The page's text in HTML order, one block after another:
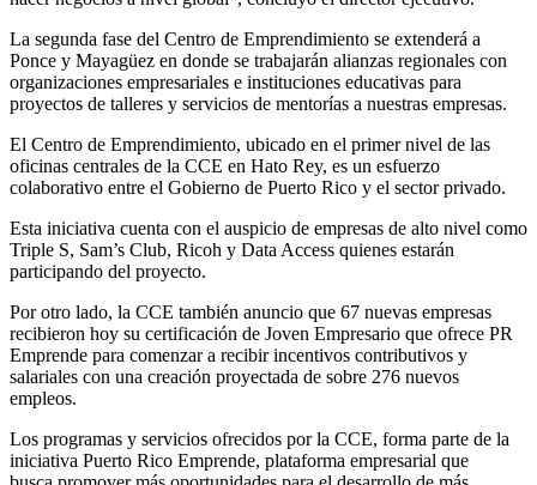
La segunda fase del Centro de Emprendimiento se extenderá a
Ponce y Mayagüez en donde se trabajarán alianzas regionales con
organizaciones empresariales e instituciones educativas para
proyectos de talleres y servicios de mentorías a nuestras empresas.
El Centro de Emprendimiento, ubicado en el primer nivel de las
oficinas centrales de la CCE en Hato Rey, es un esfuerzo
colaborativo entre el Gobierno de Puerto Rico y el sector privado.
Esta iniciativa cuenta con el auspicio de empresas de alto nivel como
Triple S, Sam’s Club, Ricoh y Data Access quienes estarán
participando del proyecto.
Por otro lado, la CCE también anuncio que 67 nuevas empresas
recibieron hoy su certificación de Joven Empresario que ofrece PR
Emprende para comenzar a recibir incentivos contributivos y
salariales con una creación proyectada de sobre 276 nuevos
empleos.
Los programas y servicios ofrecidos por la CCE, forma parte de la
iniciativa Puerto Rico Emprende, plataforma empresarial que